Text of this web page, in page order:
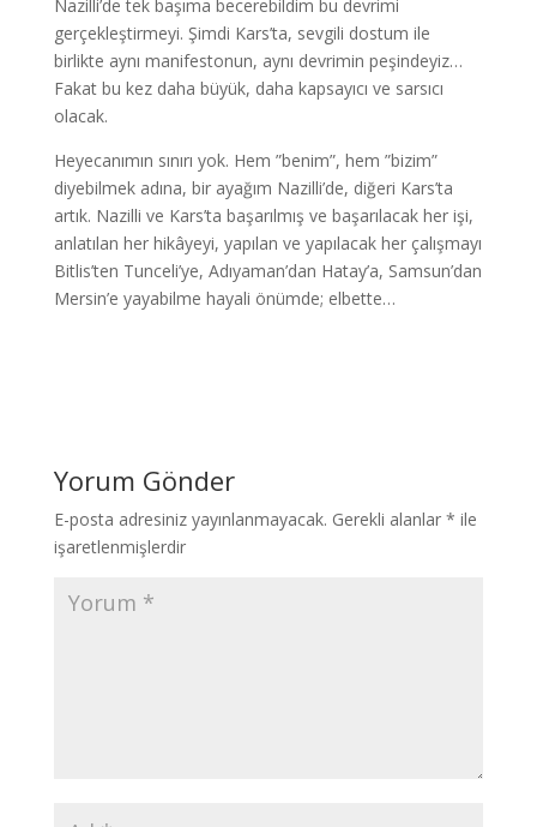
Nazilli’de tek başıma becerebildim bu devrimi
gerçekleştirmeyi. Şimdi Kars’ta, sevgili dostum ile
birlikte aynı manifestonun, aynı devrimin peşindeyiz…
Fakat bu kez daha büyük, daha kapsayıcı ve sarsıcı
olacak.
Heyecanımın sınırı yok. Hem ”benim”, hem ”bizim”
diyebilmek adına, bir ayağım Nazilli’de, diğeri Kars’ta
artık. Nazilli ve Kars’ta başarılmış ve başarılacak her işi,
anlatılan her hikâyeyi, yapılan ve yapılacak her çalışmayı
Bitlis’ten Tunceli’ye, Adıyaman’dan Hatay’a, Samsun’dan
Mersin’e yayabilme hayali önümde; elbette…
Yorum Gönder
E-posta adresiniz yayınlanmayacak. Gerekli alanlar * ile
işaretlenmişlerdir